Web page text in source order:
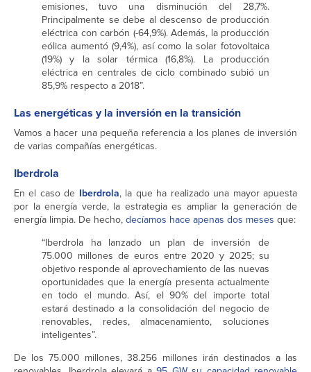
emisiones, tuvo una disminución del 28,7%.
Principalmente se debe al descenso de producción
eléctrica con carbón (-64,9%). Además, la producción
eólica aumentó (9,4%), así como la solar fotovoltaica
(19%) y la solar térmica (16,8%). La producción
eléctrica en centrales de ciclo combinado subió un
85,9% respecto a 2018”.
Las energéticas y la inversión en la transición
Vamos a hacer una pequeña referencia a los planes de inversión
de varias compañías energéticas.
Iberdrola
En el caso de Iberdrola, la que ha realizado una mayor apuesta
por la energía verde, la estrategia es ampliar la generación de
energía limpia. De hecho,decíamos hace apenas dos meses que:
“Iberdrola ha lanzado un plan de inversión de
75.000 millones de euros entre 2020 y 2025; su
objetivo responde al aprovechamiento de las nuevas
oportunidades que la energía presenta actualmente
en todo el mundo. Así, el 90% del importe total
estará destinado a la consolidación del negocio de
renovables, redes, almacenamiento, soluciones
inteligentes”.
De los 75.000 millones, 38.256 millones irán destinados a las